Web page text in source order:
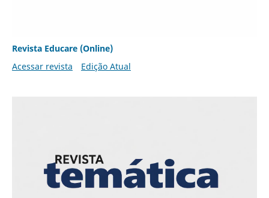
Revista Educare (Online)
Acessar revista
Edição Atual